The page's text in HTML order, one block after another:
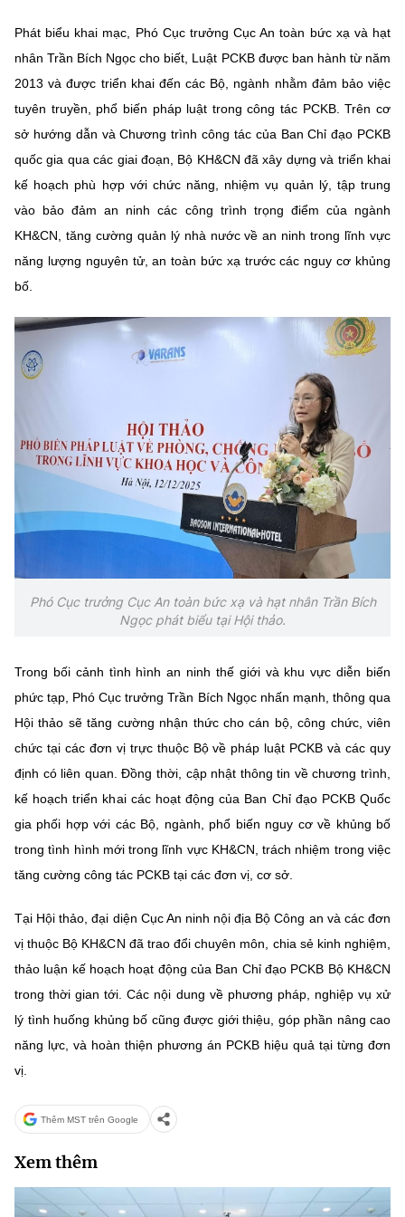
BỘ KHOA HỌC VÀ CÔNG NGHỆ
MINISTRY OF SCIENCE AND TECHNOLOGY
Điều khoản sử dụng Theo dõi MST: Góp ý
Cơ quan chủ quản: Bộ Khoa học và Công nghệ (MST)
Chịu trách nhiệm nội dung: Nguyễn Thị Hải Hằng
Giám đốc Trung tâm Truyền thông Khoa học và Công nghệ.
Địa chỉ: Ban Biên tập Cổng TTĐT - 18 Nguyễn Du, TP. Hà Nội
Điện thoại: 024 3936 9506
Email:
©2026 Bản quyền thuộc Bộ Khoa Học và Công Nghệ
(Ghi rõ nguồn "https://mst.gov.vn" khi phát hành lại thông tin từ
Phát biểu khai mạc, Phó Cục trưởng Cục An toàn bức xạ và hạt
nhân Trần Bích Ngọc cho biết, Luật PCKB được ban hành từ năm
2013 và được triển khai đến các Bộ, ngành nhằm đảm bảo việc
tuyên truyền, phổ biến pháp luật trong công tác PCKB. Trên cơ
sở hướng dẫn và Chương trình công tác của Ban Chỉ đạo PCKB
quốc gia qua các giai đoạn, Bộ KH&CN đã xây dựng và triển khai
kế hoạch phù hợp với chức năng, nhiệm vụ quản lý, tập trung
vào bảo đảm an ninh các công trình trọng điểm của ngành
KH&CN, tăng cường quản lý nhà nước về an ninh trong lĩnh vực
năng lượng nguyên tử, an toàn bức xạ trước các nguy cơ khủng
bố.
Phó Cục trưởng Cục An toàn bức xạ và hạt nhân Trần Bích
Ngọc phát biểu tại Hội thảo.
Trong bối cảnh tình hình an ninh thế giới và khu vực diễn biến
phức tạp, Phó Cục trưởng Trần Bích Ngọc nhấn mạnh, thông qua
Hội thảo sẽ tăng cường nhận thức cho cán bộ, công chức, viên
chức tại các đơn vị trực thuộc Bộ về pháp luật PCKB và các quy
định có liên quan. Đồng thời, cập nhật thông tin về chương trình,
kế hoạch triển khai các hoạt động của Ban Chỉ đạo PCKB Quốc
gia phối hợp với các Bộ, ngành, phổ biến nguy cơ về khủng bố
trong tình hình mới trong lĩnh vực KH&CN, trách nhiệm trong việc
tăng cường công tác PCKB tại các đơn vị, cơ sở.
Tại Hội thảo, đại diện Cục An ninh nội địa Bộ Công an và các đơn
vị thuộc Bộ KH&CN đã trao đổi chuyên môn, chia sẻ kinh nghiệm,
thảo luận kế hoạch hoạt động của Ban Chỉ đạo PCKB Bộ KH&CN
trong thời gian tới. Các nội dung về phương pháp, nghiệp vụ xử
lý tình huống khủng bố cũng được giới thiệu, góp phần nâng cao
năng lực, và hoàn thiện phương án PCKB hiệu quả tại từng đơn
vị.
Thêm MST trên Google
Xem thêm